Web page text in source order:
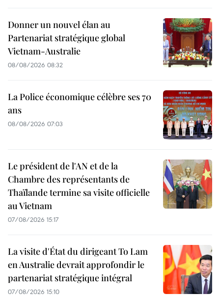
Donner un nouvel élan au
Partenariat stratégique global
Vietnam-Australie
08/08/2026 08:32
La Police économique célèbre ses 70
ans
08/08/2026 07:03
Le président de l'AN et de la
Chambre des représentants de
Thaïlande termine sa visite officielle
au Vietnam
07/08/2026 15:17
La visite d'État du dirigeant To Lam
en Australie devrait approfondir le
partenariat stratégique intégral
07/08/2026 15:10